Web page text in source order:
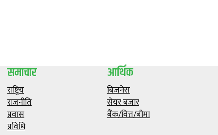
समाचार
राष्ट्रिय
राजनीति
प्रवास
प्रविधि
आर्थिक
बिजनेस
सेयर बजार
बैंक/वित्त/बीमा